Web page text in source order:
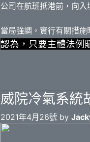
公司在航班抵港前，向
當局強調，實行有關措
認為，只要主體法例
威院冷氣系
2021年4月26號 by